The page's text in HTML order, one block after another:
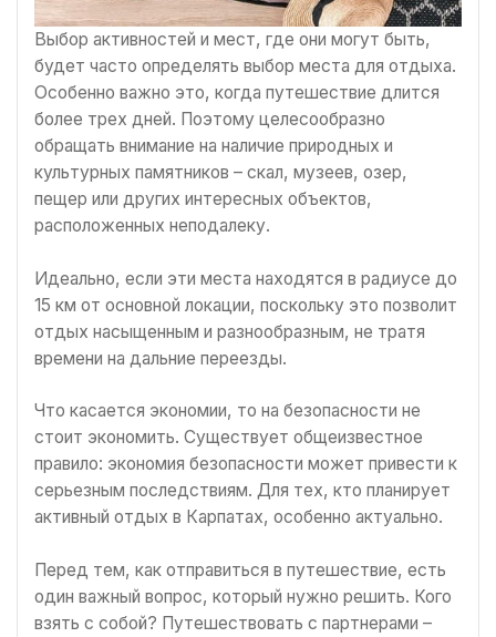
Выбор активностей и мест, где они могут быть,
будет часто определять выбор места для отдыха.
Особенно важно это, когда путешествие длится
более трех дней. Поэтому целесообразно
обращать внимание на наличие природных и
культурных памятников – скал, музеев, озер,
пещер или других интересных объектов,
расположенных неподалеку.
Идеально, если эти места находятся в радиусе до
15 км от основной локации, поскольку это позволит
отдых насыщенным и разнообразным, не тратя
времени на дальние переезды.
Что касается экономии, то на безопасности не
стоит экономить. Существует общеизвестное
правило: экономия безопасности может привести к
серьезным последствиям. Для тех, кто планирует
активный отдых в Карпатах, особенно актуально.
Перед тем, как отправиться в путешествие, есть
один важный вопрос, который нужно решить. Кого
взять с собой? Путешествовать с партнерами –